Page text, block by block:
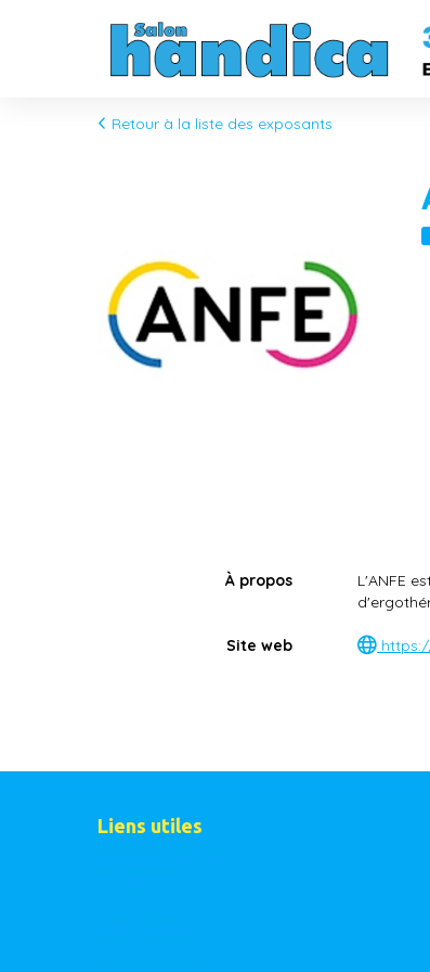
Retour à la liste des exposants
À propos
L'ANFE
Site web
Liens utiles